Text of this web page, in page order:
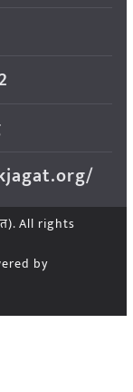
. All rights
by